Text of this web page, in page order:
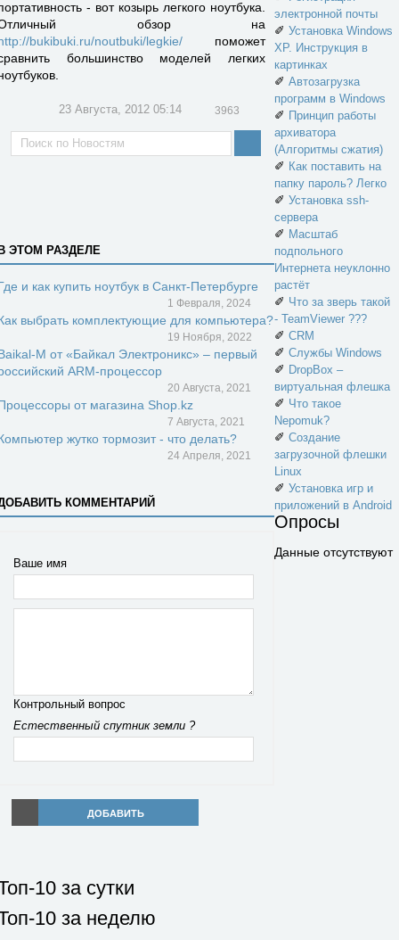
- вот козырь легкого ноутбука.
обзор на
bukibuki.ru/noutbuki/legkie/ поможет
большинство моделей легких
23 Августа, 2012 05:14 3963
ЭТОМ РАЗДЕЛЕ
и как купить ноутбук в Санкт-Петербурге
1 Февраля, 2024
выбрать комплектующие для компьютера?
19 Ноября, 2022
M от «Байкал Электроникс» – первый
ARM-процессор
20 Августа, 2021
от магазина Shop.kz
7 Августа, 2021
жутко тормозит - что делать?
24 Апреля, 2021
КОММЕНТАРИЙ
Ваше имя
Контрольный вопрос
Естественный спутник земли ?
ДОБАВИТЬ
электронной почты
✐ Установка Windows
XP. Инструкция в
картинках
✐ Автозагрузка
программ в Windows
✐ Принцип работы
архиватора
(Алгоритмы сжатия)
✐ Как поставить на
папку пароль? Легко
✐ Установка ssh-
сервера
✐ Масштаб
подпольного
Интернета неуклонно
растёт
✐ Что за зверь такой
- TeamViewer ???
✐ CRM
✐ Службы Windows
✐ DropBox –
виртуальная флешка
✐ Что такое
Nepomuk?
✐ Создание
загрузочной флешки
Linux
✐ Установка игр и
приложений в Android
Опросы
Данные отсутствуют
10 за сутки
10 за неделю